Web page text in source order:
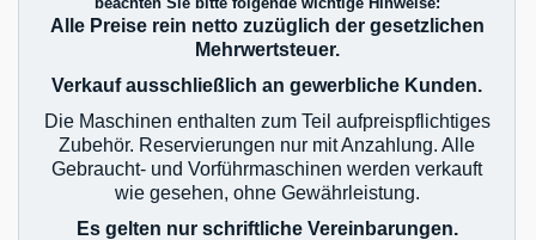
Alle Preise rein netto zuzüglich der gesetzlichen
Mehrwertsteuer.
Verkauf ausschließlich an gewerbliche Kunden.
Die Maschinen enthalten zum Teil aufpreispflichtiges
Zubehör. Reservierungen nur mit Anzahlung. Alle
Gebraucht- und Vorführmaschinen werden verkauft
wie gesehen, ohne Gewährleistung.
Es gelten nur schriftliche Vereinbarungen.